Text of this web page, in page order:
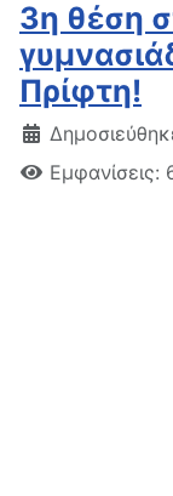
3η θέση
Πρίφτη!
Εμφανίσεις: